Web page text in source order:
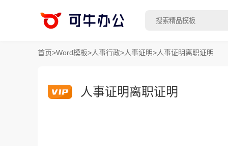
首页>Word模板>人事行政>人事证明>人事证明离职证明
人事证明离职证明